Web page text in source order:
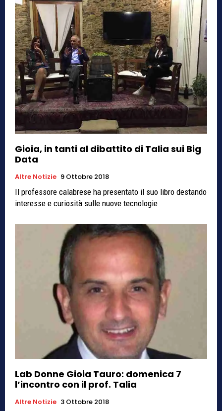
Gioia, in tanti al dibattito di Talia sui Big
Data
Altre Notizie 9 Ottobre 2018
Il professore calabrese ha presentato il suo libro destando
interesse e curiosità sulle nuove tecnologie
Lab Donne Gioia Tauro: domenica 7
l’incontro con il prof. Talia
Altre Notizie 3 Ottobre 2018